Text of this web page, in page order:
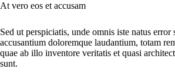
At vero eos et accusam
Sed ut perspiciatis, unde omnis iste natus error
accusantium doloremque laudantium, totam
quae ab illo inventore veritatis et quasi
sunt.